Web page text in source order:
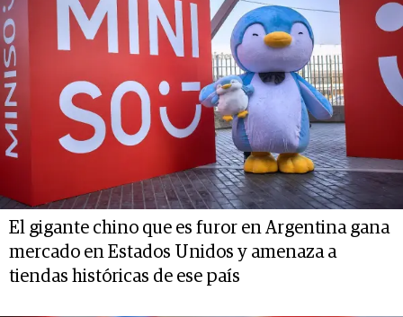
El gigante chino que es furor en Argentina gana
mercado en Estados Unidos y amenaza a
tiendas históricas de ese país